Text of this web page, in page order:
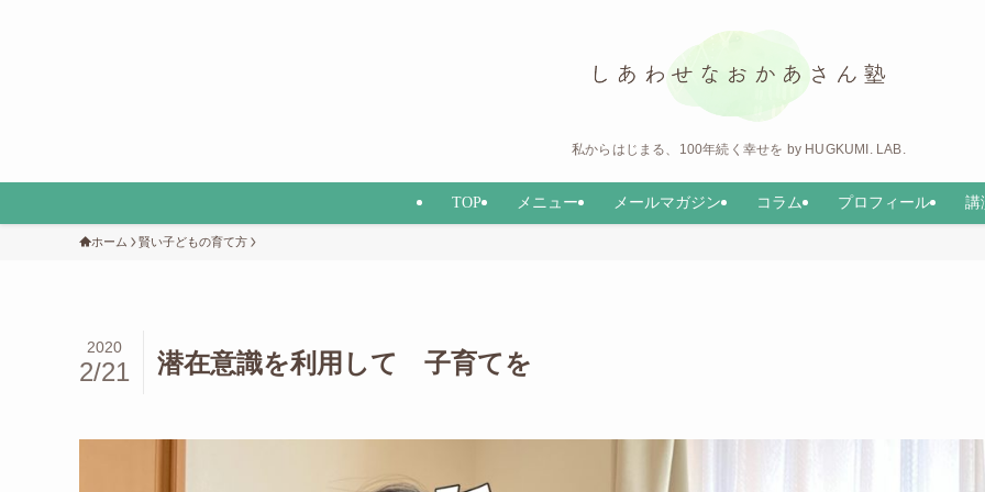
私からはじまる、100年続く幸せを by HUGKUMI. LAB.
TOP メニュー メールマガジン コラム プロフィール 講
ホーム 賢い子どもの育て方
潜在意識を利用して 子育てを
2020
2/21